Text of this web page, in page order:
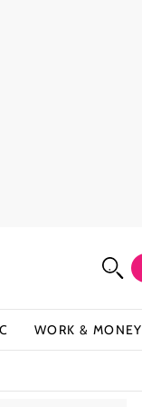
WORK & MONEY